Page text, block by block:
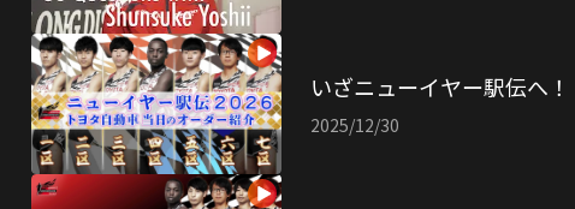
いざニューイヤー駅伝へ
2025/12/30